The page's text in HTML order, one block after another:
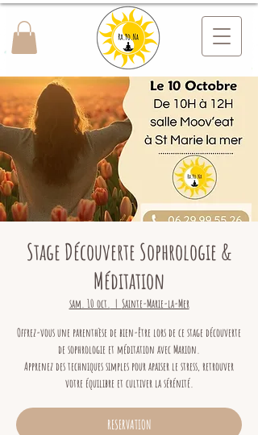
Stage Découverte Sophrologie &
Méditation
sam. 10 oct.
  |
Sainte-Marie-la-Mer
Offrez-vous une parenthèse de bien-être lors de ce stage découverte
de sophrologie et méditation avec Marion.
Apprenez des techniques simples pour apaiser le stress, retrouver
votre équilibre et cultiver la sérénité.
RESERVATION